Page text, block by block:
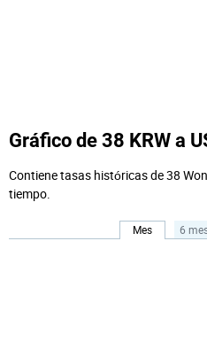
Gráfico de 38 KRW a
Contiene tasas históricas de 38
tiempo.
Mes 6